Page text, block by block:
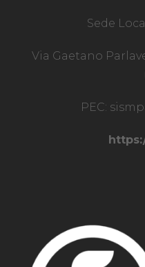
Sede
Via Gaetano
PEC: